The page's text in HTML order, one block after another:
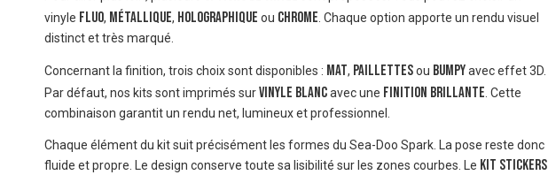
vinyle fluo, métallique, holographique ou chrome . Chaque option apporte un rendu visuel
distinct et très marqué.
Concernant la finition, trois choix sont disponibles : mat, paillettesou bumpyavec effet 3D.
Par défaut, nos kits sont imprimés survinyle blancavec une finition brillante . Cette
combinaison garantit un rendu net, lumineux et professionnel.
Chaque élément du kit suit précisément les formes du Sea-Doo Spark. La pose reste donc
fluide et propre. Le design conserve toute sa lisibilité sur les zones courbes. Le Kit stickers